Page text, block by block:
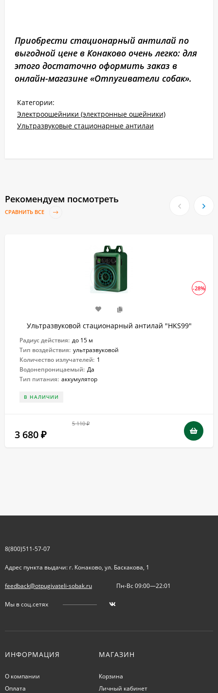
Приобрести стационарный антилай по
выгодной цене в Конаково очень легко: для
этого достаточно оформить заказ в
онлайн-магазине «Отпугиватели собак».
Категории:
Электроошейники (электронные ошейники)
Ультразвуковые стационарные антилаи
Рекомендуем посмотреть
СРАВНИТЬ ВСЕ
-28%
Ультразвуковой стационарный антилай "HKS99"
Радиус действия: до 15 м
Тип воздействия: ультразвуковой
Количество излучателей: 1
Водонепроницаемый: Да
Тип питания: аккумулятор
В НАЛИЧИИ
5 110₽
3 680 ₽
8(800)511-57-07
Адрес пункта выдачи: г. Конаково, ул. Баскакова, 1
feedback@otpugivateli-sobak.ru Пн-Вс 09:00—22:01
Мы в соц.сетях
ИНФОРМАЦИЯ
О компании
Оплата
МАГАЗИН
Корзина
Личный кабинет